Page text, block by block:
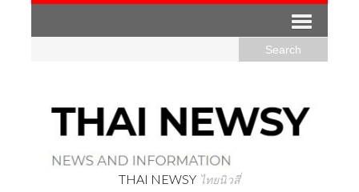
THAI NEWSY ไทยนิวสี่